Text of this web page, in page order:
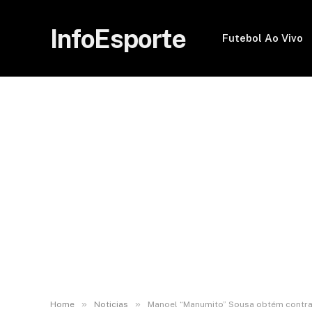
InfoEsporte Futebol Ao Vivo
Home » Noticias » Manoel “Manumito” Sousa obtém